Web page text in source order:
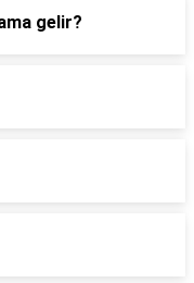
gelir?